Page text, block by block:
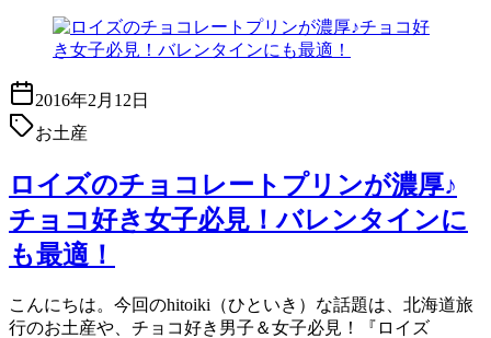
2016年2月12日
お土産
ロイズのチョコレートプリンが濃厚♪
チョコ好き女子必見！バレンタインに
も最適！
こんにちは。今回のhitoiki（ひといき）な話題は、北海道旅
行のお土産や、チョコ好き男子＆女子必見！『ロイズ